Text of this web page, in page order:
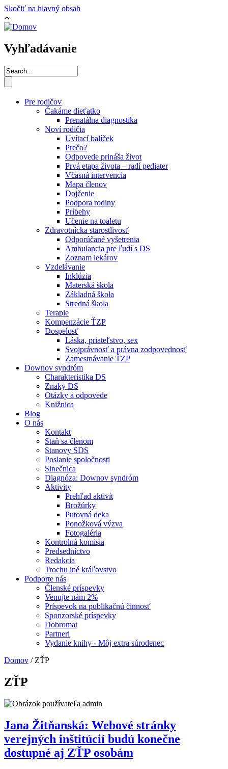
Skočiť na hlavný obsah
Vyhľadávanie
Pre rodičov
Čakáme dieťatko
Prenatálna diagnostika
Noví rodičia
Uvítací balíček
Prečo?
Odpovede prináša život
Prvá etapa života – radí pediater
Včasná intervencia
Mapa členov
Dojčenie
Podpora rodiny
Príbehy
Učenie na toaletu
Zdravotnícka starostlivosť
Odporúčané vyšetrenia
Ambulancia pre ľudí s DS
Zoznam lekárov
Vzdelávanie
Inklúzia
Materská škola
Základná škola
Stredná škola
Terapie
Kompenzácie ŤZP
Dospelosť
Láska, priateľstvo, sex
Svojprávnosť a právna zodpovednosť
Zamestnávanie ŤZP
Downov syndróm
Charakteristika DS
Znaky DS
Otázky a odpovede
Knižnica
Blog
O nás
Kontakt
Staň sa členom
Stanovy SDS
Poslanie spoločnosti
Slnečnica
Diagnóza: Downov syndróm
Aktivity
Prehľad aktivít
Brožúrky
Putovná deka
Ponožková výzva
Fotogaléria
Kontrolná komisia
Predsedníctvo
Redakcia
Trochu iné kráľovstvo
Podporte nás
Členské príspevky
Venujte nám 2%
Príspevok na publikačnú činnosť
Sponzorské príspevky
Dobromat
Partneri
Vydanie knihy - Môj extra súrodenec
Domov / ZŤP
ZŤP
Jana Žitňanská: Webové stránky
verejných inštitúcií budú konečne
dostupné aj ZŤP osobám